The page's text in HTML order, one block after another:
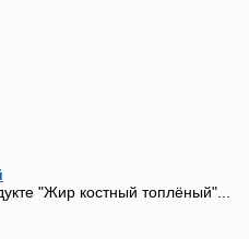
"Жир костный топлёный"...